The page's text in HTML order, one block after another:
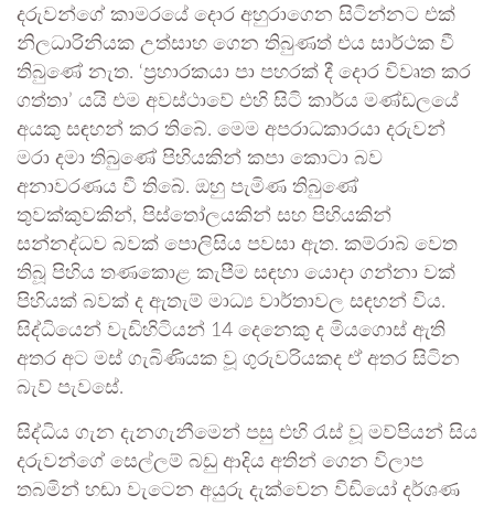
දරුවන්ගේ කාමරයේ ‍දොර අහුරාගෙන සිටින්නට එක්
නිලධාරිනියක උත්සාහ ගෙන තිබුණත් එය සාර්ථක වී
තිබුණේ නැත. ‘ප්‍රහාරකයා පා පහරක් දී දොර විවෘත කර
ගත්තා’ යයි එම අවස්ථාවේ එහි සිටි කාර්ය මණ්ඩලයේ
අයකු සඳහන් කර තිබේ. මෙම අපරාධකාරයා දරුවන්
මරා දමා තිබුණේ පිහියකින් කපා කොටා බව
අනාවරණය වී තිබේ. ඔහු පැමිණ තිබුණේ
තුවක්කුවකින්, පිස්තෝලයකින් සහ පිහියකින්
සන්නද්ධව බවක් පොලිසිය පවසා ඇත. කම්රාබ් වෙත
තිබූ පිහිය තණකොළ කැපීම සඳහා යොදා ගන්නා වක්
පිහියක් බවක් ද ඇතැම් මාධ්‍ය වාර්තාවල සඳහන් විය.
සිද්ධියෙන් වැඩිහිටියන් 14 දෙනෙකු ද මියගොස් ඇති
අතර අට මස් ගැබිණියක වූ ගුරුවරියකද ඒ අතර සිටින
බැව් පැවසේ.
සිද්ධිය ගැන දැනගැනීමෙන් පසු එහි රැස් වූ මව්පියන් සිය
දරුවන්ගේ සෙල්ලම් බඩු ආදිය අතින් ගෙන විලාප
තබමින් හඬා වැටෙන අයුරු දැක්වෙන විඩියෝ දර්ශණ